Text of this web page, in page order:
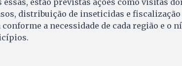
distribuição de inseticidas e
a necessidade de cada região e o